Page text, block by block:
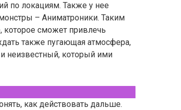
по локациям. Также у нее
– Аниматроники. Таким
которое сможет привлечь
также пугающая атмосфера,
неизвестный, который ими
как действовать дальше.